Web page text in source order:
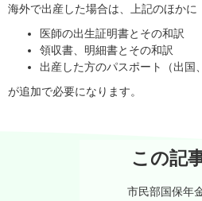
海外で出産した場合は、上記のほかに
医師の出生証明書とその和訳
領収書、明細書とその和訳
出産した方のパスポート（出国
が追加で必要になります。
この記
市民部国保年